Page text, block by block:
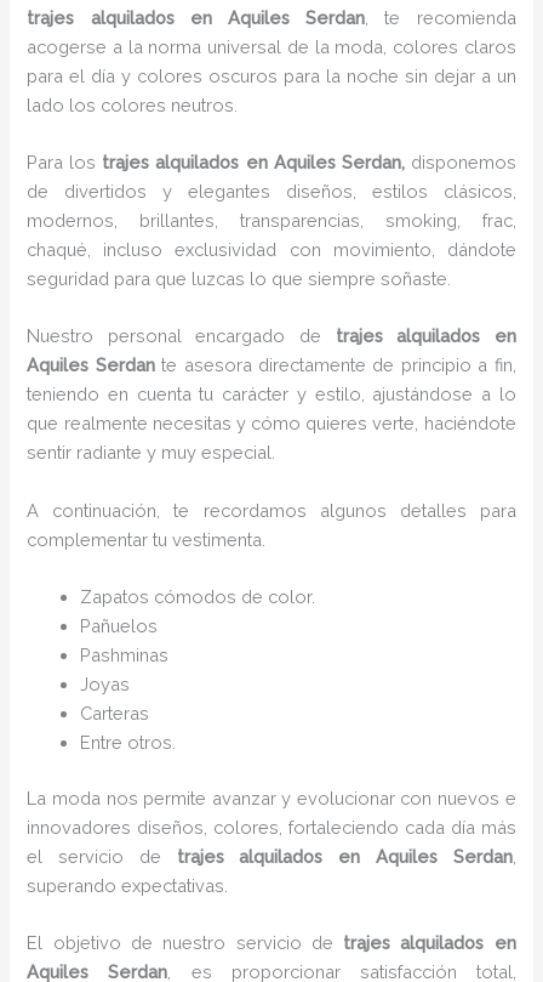
trajes alquilados en Aquiles Serdan , te recomienda
acogerse a la norma universal de la moda, colores claros
para el día y colores oscuros para la noche sin dejar a un
lado los colores neutros.
Para los trajes alquilados en Aquiles Serdan, disponemos
de divertidos y elegantes diseños, estilos clásicos,
modernos, brillantes, transparencias, smoking, frac,
chaqué, incluso exclusividad con movimiento, dándote
seguridad para que luzcas lo que siempre soñaste.
Nuestro personal encargado de trajes alquilados en
Aquiles Serdante asesora directamente de principio a fin,
teniendo en cuenta tu carácter y estilo, ajustándose a lo
que realmente necesitas y cómo quieres verte, haciéndote
sentir radiante y muy especial.
A continuación, te recordamos algunos detalles para
complementar tu vestimenta.
Zapatos cómodos de color.
Pañuelos
Pashminas
Joyas
Carteras
Entre otros.
La moda nos permite avanzar y evolucionar con nuevos e
innovadores diseños, colores, fortaleciendo cada día más
el servicio de trajes alquilados en Aquiles Serdan,
superando expectativas.
El objetivo de nuestro servicio de trajes alquilados en
Aquiles Serdan , es proporcionar satisfacción total,